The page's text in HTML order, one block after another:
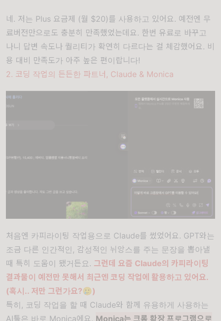
네. 저는 Plus 요금제 (월 $20)를 사용하고 있어요. 예전엔 무
료버전만으로도 충분히 만족했었는데요. 한번 유료로 바꾸고
나니 답변 속도나 퀄리티가 확연히 다르다는 걸 체감했어요. 비
용 대비 만족도가 아주 높은 편이랍니다!
2. 코딩 작업의 든든한 파트너, Claude & Monica
처음엔 카피라이팅 작업용으로 Claude를 썼었어요. GPT와는
조금 다른 인간적인, 감성적인 뉘앙스를 주는 문장을 뽑아낼
때 특히 도움이 됐거든요. 그런데 요즘 Claude의 카피라이팅
결과물이 예전만 못해서 최근엔 코딩 작업에 활용하고 있어요.
(혹시.. 저만 그런가요?🥲)
특히, 코딩 작업을 할 때 Claude와 함께 유용하게 사용하는
AI툴은 바로 Monica에요. Monica는 크롬 확장 프로그램으로